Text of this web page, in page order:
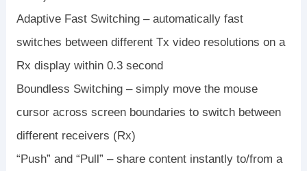
Adaptive Fast Switching – automatically fast
switches between different Tx video resolutions on a
Rx display within 0.3 second
Boundless Switching – simply move the mouse
cursor across screen boundaries to switch between
different receivers (Rx)
“Push” and “Pull” – share content instantly to/from a